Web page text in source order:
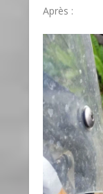
Après :